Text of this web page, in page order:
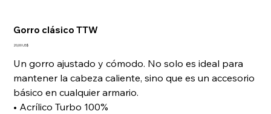
Gorro clásico TTW
Precio
20,00 US$
Un gorro ajustado y cómodo. No solo es ideal para
mantener la cabeza caliente, sino que es un accesorio
básico en cualquier armario.
• Acrílico Turbo 100%